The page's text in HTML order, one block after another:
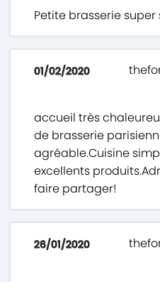
Petite brasserie super
01/02/2020
accueil très
de brasserie
agréable.Cuisine
excellents
faire partager!
26/01/2020